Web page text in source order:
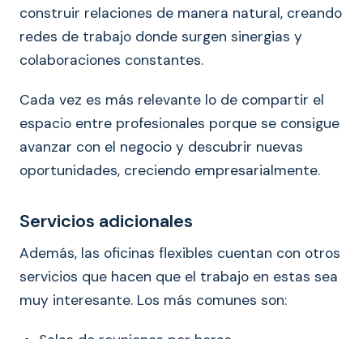
construir relaciones de manera natural, creando
redes de trabajo donde surgen sinergias y
colaboraciones constantes.
Cada vez es más relevante lo de compartir el
espacio entre profesionales porque se consigue
avanzar con el negocio y descubrir nuevas
oportunidades, creciendo empresarialmente.
Servicios adicionales
Además, las oficinas flexibles cuentan con otros
servicios que hacen que el trabajo en estas sea
muy interesante. Los más comunes son: